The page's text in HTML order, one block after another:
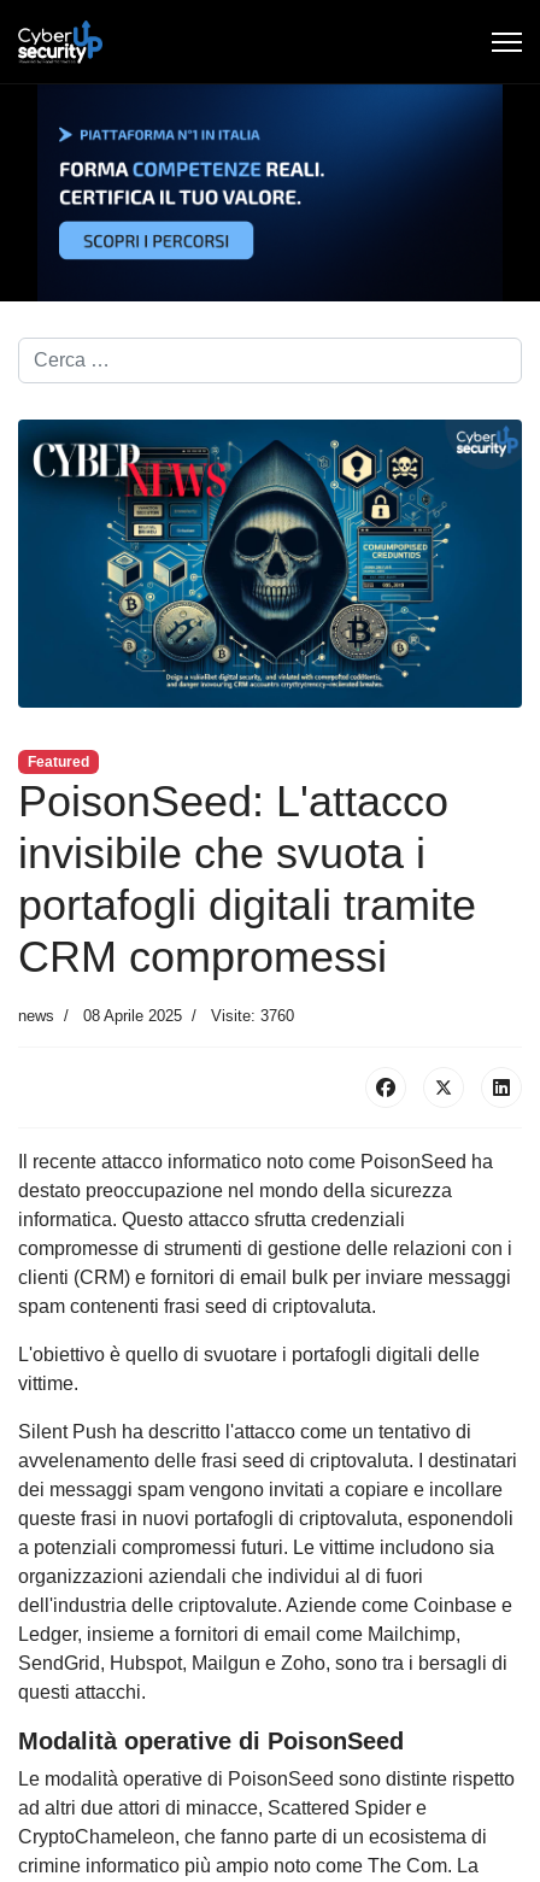
Cerca nel blog...
Featured
PoisonSeed: L'attacco
invisibile che svuota i
portafogli digitali tramite
CRM compromessi
news 08 Aprile 2025 Visite: 3760
Il recente attacco informatico noto come PoisonSeed ha
destato preoccupazione nel mondo della sicurezza
informatica. Questo attacco sfrutta credenziali
compromesse di strumenti di gestione delle relazioni con i
clienti (CRM) e fornitori di email bulk per inviare messaggi
spam contenenti frasi seed di criptovaluta.
L'obiettivo è quello di svuotare i portafogli digitali delle
vittime.
Silent Push ha descritto l'attacco come un tentativo di
avvelenamento delle frasi seed di criptovaluta. I destinatari
dei messaggi spam vengono invitati a copiare e incollare
queste frasi in nuovi portafogli di criptovaluta, esponendoli
a potenziali compromessi futuri. Le vittime includono sia
organizzazioni aziendali che individui al di fuori
dell'industria delle criptovalute. Aziende come Coinbase e
Ledger, insieme a fornitori di email come Mailchimp,
SendGrid, Hubspot, Mailgun e Zoho, sono tra i bersagli di
questi attacchi.
Modalità operative di PoisonSeed
Le modalità operative di PoisonSeed sono distinte rispetto
ad altri due attori di minacce, Scattered Spider e
CryptoChameleon, che fanno parte di un ecosistema di
crimine informatico più ampio noto come The Com. La